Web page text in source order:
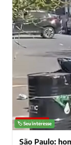
NOTÍCIAS
🏷️ Seu interesse
São Paulo: